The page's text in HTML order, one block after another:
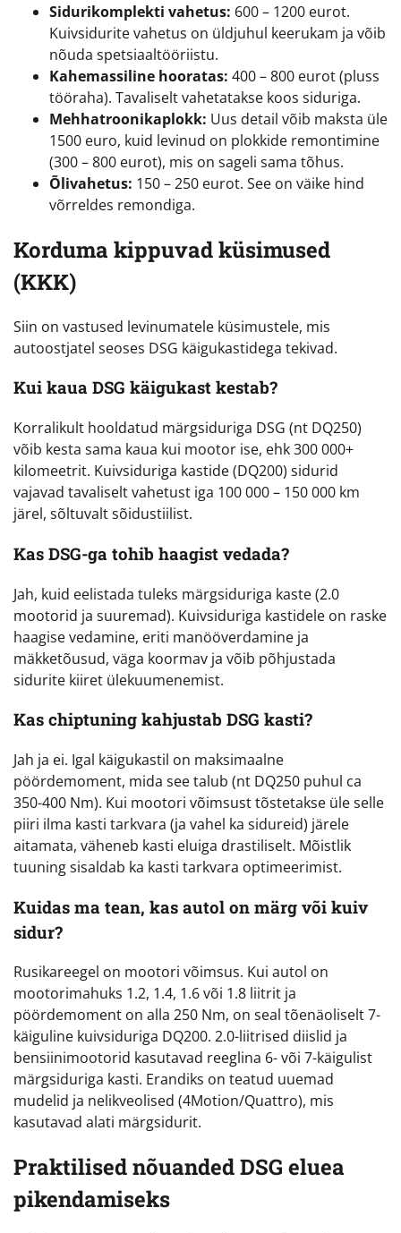
Sidurikomplekti vahetus: 600 – 1200 eurot.
Kuivsidurite vahetus on üldjuhul keerukam ja võib
nõuda spetsiaaltööriistu.
Kahemassiline hooratas: 400 – 800 eurot (pluss
tööraha). Tavaliselt vahetatakse koos siduriga.
Mehhatroonikaplokk: Uus detail võib maksta üle
1500 euro, kuid levinud on plokkide remontimine
(300 – 800 eurot), mis on sageli sama tõhus.
Õlivahetus: 150 – 250 eurot. See on väike hind
võrreldes remondiga.
Korduma kippuvad küsimused
(KKK)
Siin on vastused levinumatele küsimustele, mis
autoostjatel seoses DSG käigukastidega tekivad.
Kui kaua DSG käigukast kestab?
Korralikult hooldatud märgsiduriga DSG (nt DQ250)
võib kesta sama kaua kui mootor ise, ehk 300 000+
kilomeetrit. Kuivsiduriga kastide (DQ200) sidurid
vajavad tavaliselt vahetust iga 100 000 – 150 000 km
järel, sõltuvalt sõidustiilist.
Kas DSG-ga tohib haagist vedada?
Jah, kuid eelistada tuleks märgsiduriga kaste (2.0
mootorid ja suuremad). Kuivsiduriga kastidele on raske
haagise vedamine, eriti manööverdamine ja
mäkketõusud, väga koormav ja võib põhjustada
sidurite kiiret ülekuumenemist.
Kas chiptuning kahjustab DSG kasti?
Jah ja ei. Igal käigukastil on maksimaalne
pöördemoment, mida see talub (nt DQ250 puhul ca
350-400 Nm). Kui mootori võimsust tõstetakse üle selle
piiri ilma kasti tarkvara (ja vahel ka sidureid) järele
aitamata, väheneb kasti eluiga drastiliselt. Mõistlik
tuuning sisaldab ka kasti tarkvara optimeerimist.
Kuidas ma tean, kas autol on märg või kuiv
sidur?
Rusikareegel on mootori võimsus. Kui autol on
mootorimahuks 1.2, 1.4, 1.6 või 1.8 liitrit ja
pöördemoment on alla 250 Nm, on seal tõenäoliselt 7-
käiguline kuivsiduriga DQ200. 2.0-liitrised diislid ja
bensiinimootorid kasutavad reeglina 6- või 7-käigulist
märgsiduriga kasti. Erandiks on teatud uuemad
mudelid ja nelikveolised (4Motion/Quattro), mis
kasutavad alati märgsidurit.
Praktilised nõuanded DSG eluea
pikendamiseks